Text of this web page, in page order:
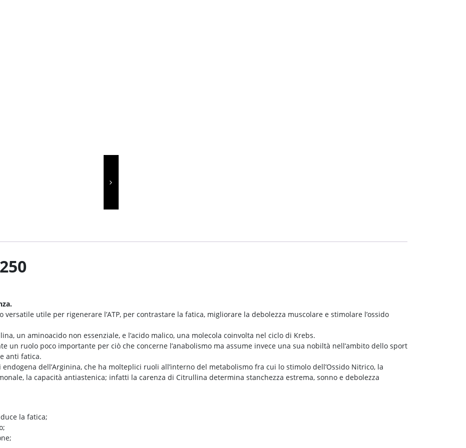
utile per rigenerare l’ATP, per contrastare la fatica, migliorare la debolezza muscolare e stimolare l’ossido
un aminoacido non essenziale, e l’acido malico, una molecola coinvolta nel ciclo di Krebs.
un ruolo poco importante per ciò che concerne l’anabolismo ma assume invece una sua nobiltà nell’ambito dello sport
anti fatica.
dell’Arginina, che ha molteplici ruoli all’interno del metabolismo fra cui lo stimolo dell’Ossido Nitrico, la
la capacità antiastenica; infatti la carenza di Citrullina determina stanchezza estrema, sonno e debolezza
la fatica;